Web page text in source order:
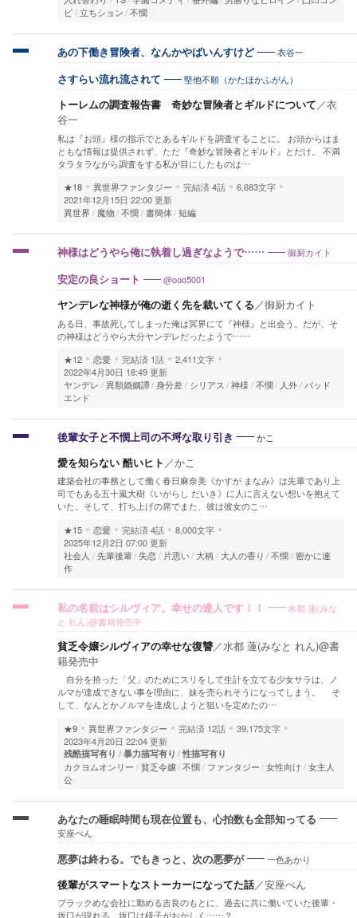
ビ 立ちション 不憫
あの下働き冒険者、なんかやばいんすけど 衣谷一
さすらい流れ流されて 堅他不願（かたほかふがん）
トーレムの調査報告書 奇妙な冒険者とギルドについて／衣
谷一
私は『お頭』様の指示でとあるギルドを調査することに。 お頭からはま
ともな情報は提供されず、ただ『奇妙な冒険者とギルド』とだけ。 不満
タラタラながら調査をする私が目にしたものは…
★18
異世界ファンタジー 完結済4話
6,683文字
2021年12月15日 22:00 更新
異世界
魔物 不憫 書簡体 短編
神様はどうやら俺に執着し過ぎなようで…… 御厨カイト
安定の良ショート @ooo5001
ヤンデレな神様が俺の逝く先を裁いてくる／御厨カイト
ある日、事故死してしまった俺は冥界にて『神様』と出会う。だが、そ
の神様はどうやら大分ヤンデレだったようで……
★12
恋愛 完結済 1話
2,411文字
2022年4月30日 18:49 更新
ヤンデレ
異類婚姻譚 身分差 シリアス 神様 不憫 人外
バッド
エンド
後輩女子と不憫上司の不埒な取り引き かこ
愛を知らない 酷いヒト ／かこ
建築会社の事務として働く春日麻奈美《かすが まなみ》は先輩であり上
司でもある五十嵐大樹《いがらし だいき》に人に言えない想いを抱えて
いた。そして、打ち上げの席でまた、彼は彼女のこ…
★15
恋愛 完結済4話
8,000文字
2025年12月2日 07:00 更新
社会人
先輩後輩 失恋 片思い 大柄 大人の香り 不憫 密かに連
作
私の名前はシルヴィア。幸せの達人です！！
水都 蓮(みな
と れん)@書籍発売中
貧乏令嬢シルヴィアの幸せな復讐／水都 蓮(みなと れん)@書
籍発売中
自分を拾った「父」のためにスリをして生計を立てる少女サラは、ノ
ルマが達成できない事を理由に、妹を売られそうになってしまう。 そ
して、なんとかノルマを達成しようと狙いを定めたの…
★9
異世界ファンタジー 完結済 12話
39,175文字
2023年4月20日 22:04 更新
残酷描写有り 暴力描写有り 性描写有り
カクヨムオンリー 貧乏令嬢 不憫 ファンタジー 女性向け
女主人
公
あなたの睡眠時間も現在位置も、心拍数も全部知ってる
安座ぺん
悪夢は終わる。でもきっと、次の悪夢が 一色あかり
後輩がスマートなストーカーになってた話／安座ぺん
ブラックめな会社に勤める吉良のもとに、過去に共に働いていた後輩・
坂口が現れる。坂口は様子がおかしく⋯⋯？